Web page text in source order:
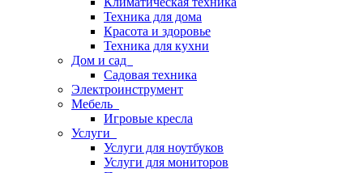
Техника для дома
Красота и здоровье
Техника для кухни
Дом и сад
Садовая техника
Электроинструмент
Мебель
Игровые кресла
Услуги
Услуги для ноутбуков
Услуги для мониторов